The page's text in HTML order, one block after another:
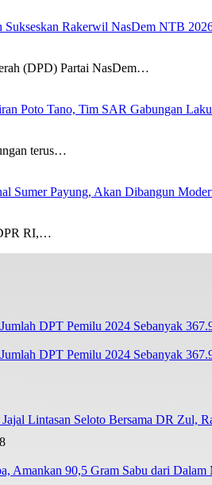
Sukseskan Rakerwil NasDem NTB
(DPD) Partai NasDem…
Poto Tano, Tim SAR Gabungan
terus…
Sumer Payung, Akan Dibangun
RI,…
DPT Pemilu 2024 Sebanyak
Lintasan Seloto Bersama DR Zul,
Amankan 90,5 Gram Sabu dari Dalam